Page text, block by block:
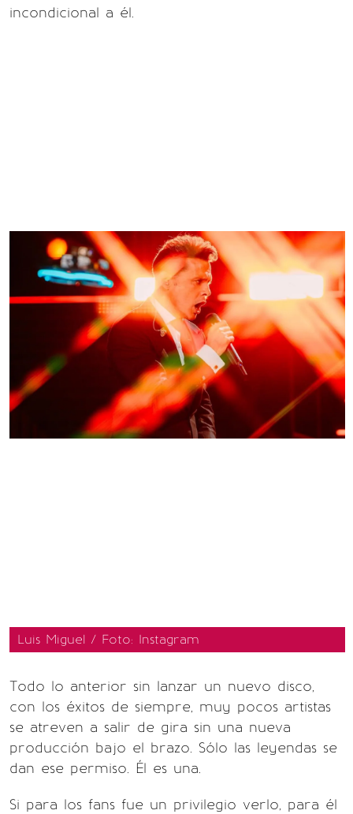
incondicional a él.
Luis Miguel / Foto: Instagram
Todo lo anterior sin lanzar un nuevo disco,
con los éxitos de siempre, muy pocos artistas
se atreven a salir de gira sin una nueva
producción bajo el brazo. Sólo las leyendas se
dan ese permiso. Él es una.
Si para los fans fue un privilegio verlo, para él